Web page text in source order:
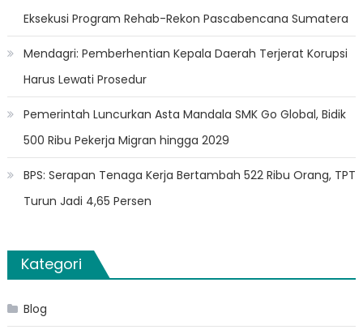
Eksekusi Program Rehab-Rekon Pascabencana Sumatera
Mendagri: Pemberhentian Kepala Daerah Terjerat Korupsi
Harus Lewati Prosedur
Pemerintah Luncurkan Asta Mandala SMK Go Global, Bidik
500 Ribu Pekerja Migran hingga 2029
BPS: Serapan Tenaga Kerja Bertambah 522 Ribu Orang, TPT
Turun Jadi 4,65 Persen
Kategori
Blog